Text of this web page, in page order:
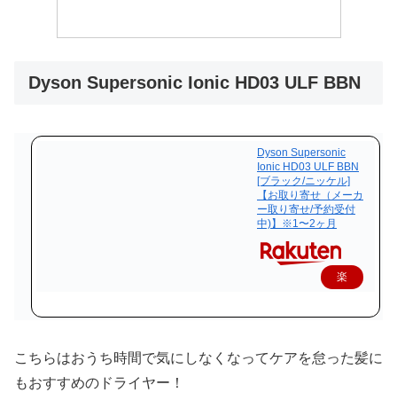
Dyson Supersonic Ionic HD03 ULF BBN
Dyson Supersonic
Ionic HD03 ULF BBN
[ブラック/ニッケル]
【お取り寄せ（メーカ
ー取り寄せ/予約受付
中)】※1〜2ヶ月
楽
こちらはおうち時間で気にしなくなってケアを怠った髪に
もおすすめのドライヤー！